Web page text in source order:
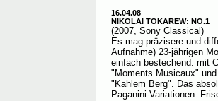
16.04.08
NIKOLAI TOKAREW: NO.1
(2007, Sony Classical)
Es mag präzisere und
Aufnahme) 23-jährigen
einfach bestechend: mit
"Moments Musicaux"
"Kahlem Berg". Das
Paganini-Variationen.